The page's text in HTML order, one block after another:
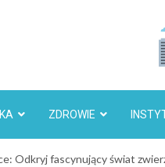
ZDROWIE
Odkryj fascynujący świat